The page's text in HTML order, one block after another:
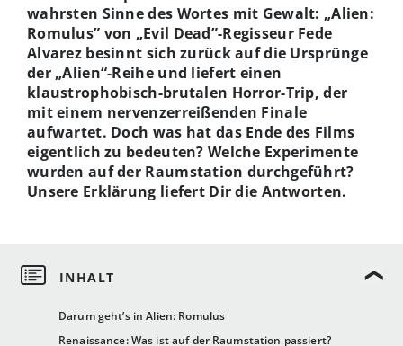
Darum geht’s in Alien: Romulus
Renaissance: Was ist auf der Raumstation passiert?
wahrsten Sinne des Wortes mit Gewalt: „Alien:
Romulus” von „Evil Dead”-Regisseur Fede
Alvarez besinnt sich zurück auf die Ursprünge
der „Alien“-Reihe und liefert einen
klaustrophobisch-brutalen Horror-Trip, der
mit einem nervenzerreißenden Finale
aufwartet. Doch was hat das Ende des Films
eigentlich zu bedeuten? Welche Experimente
wurden auf der Raumstation durchgeführt?
Unsere Erklärung liefert Dir die Antworten.